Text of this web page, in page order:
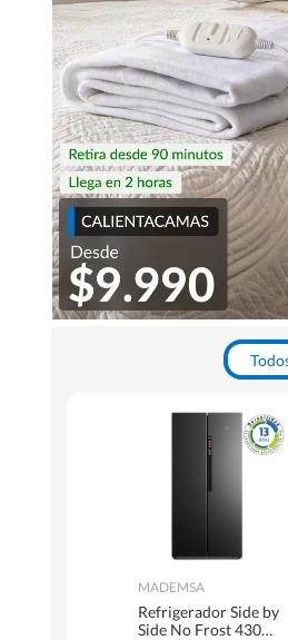
MADEMSA
Refrigerador Side by
Side No Frost 430